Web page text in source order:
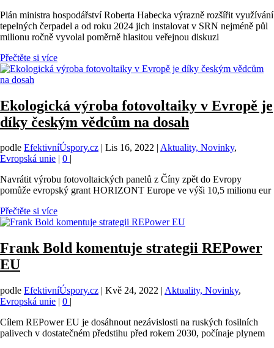
Plán ministra hospodářství Roberta Habecka výrazně rozšířit využívání
tepelných čerpadel a od roku 2024 jich instalovat v SRN nejméně půl
milionu ročně vyvolal poměrně hlasitou veřejnou diskuzi
Přečtěte si více
Ekologická výroba fotovoltaiky v Evropě je
díky českým vědcům na dosah
podle EfektivníÚspory.cz Lis 16, 2022 Aktuality, Novinky,
Evropská unie
0
Navrátit výrobu fotovoltaických panelů z Číny zpět do Evropy
pomůže evropský grant HORIZONT Europe ve výši 10,5 milionu eur
Přečtěte si více
Frank Bold komentuje strategii REPower
EU
podle EfektivníÚspory.cz | Kvě 24, 2022 | Aktuality, Novinky,
Evropská unie | 0 |
Cílem REPower EU je dosáhnout nezávislosti na ruských fosilních
palivech v dostatečném předstihu před rokem 2030, počínaje plynem